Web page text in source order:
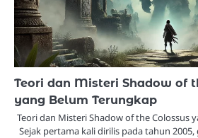
Teori dan Misteri Shadow of
yang Belum Terungkap
Teori dan Misteri Shadow of the Colossus
Sejak pertama kali dirilis pada tahun